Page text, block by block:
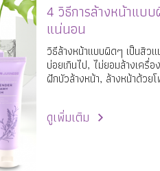
4 วิธีการล้างหน้าแบ
แน่นอน
วิธีล้างหน้าแบบผิดๆ เป็นสิว
บ่อยเกินไป, ไม่ยอมล้างเครื่
ฝักบัวล้างหน้า, ล้างหน้าด้วย
ดูเพิ่มเติม